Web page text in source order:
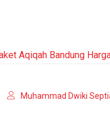
Muhammad Dwiki